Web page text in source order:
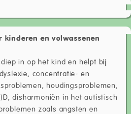
en volwassenen
in op het kind en helpt bij
concentratie- en
houdingsproblemen,
disharmoniën in het autistisch
zoals angsten en